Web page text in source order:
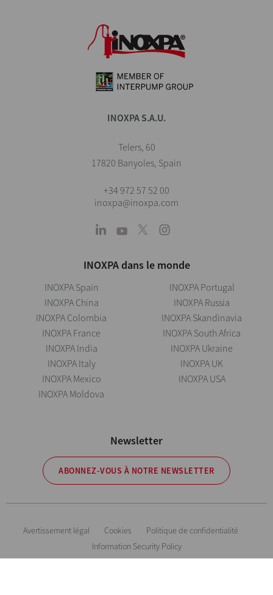
INOXPA S.A.U.
Telers, 60
17820 Banyoles, Spain
+34 972 57 52 00
inoxpa@inoxpa.com
INOXPA dans le monde
INOXPA Spain
INOXPA China
INOXPA Colombia
INOXPA France
INOXPA India
INOXPA Italy
INOXPA Mexico
INOXPA Moldova
INOXPA Portugal
INOXPA Russia
INOXPA Skandinavia
INOXPA South Africa
INOXPA Ukraine
INOXPA UK
INOXPA USA
Newsletter
ABONNEZ-VOUS À NOTRE NEWSLETTER
Avertissement légal Cookies
Politique de confidentialité
Information Security Policy